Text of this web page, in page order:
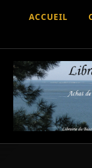
ACCUEIL